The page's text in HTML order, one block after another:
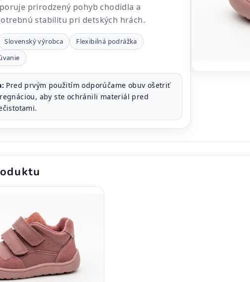
prirodzený pohyb chodidla a
stabilitu pri detských hrách.
Slovenský výrobca
Flexibilná podrážka
Pred prvým použitím odporúčame obuv ošetriť
aby ste ochránili materiál pred